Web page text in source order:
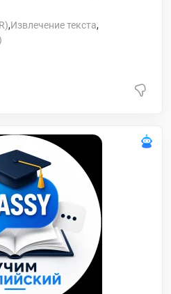
,Извлечение текста,